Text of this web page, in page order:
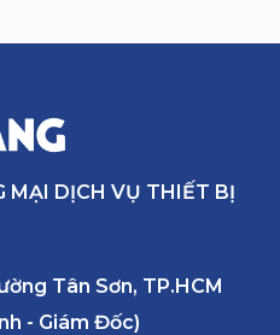
MẠI DỊCH VỤ THIẾT BỊ
Tân Sơn, TP.HCM
- Giám Đốc)